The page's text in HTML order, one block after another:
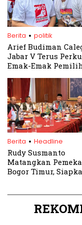
Berita . politik
Arief Budiman
Jabar V Terus
Emak-Emak
Berita . Headline
Rudy Susmanto
Matangkan
Bogor Timur,